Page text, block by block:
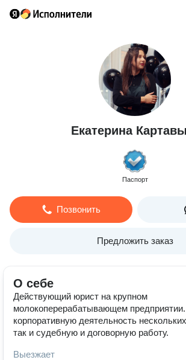
Екатерина
Паспорт
Позвонить
Предложить заказ
О себе
Действующий юрист на крупном
молокоперерабатывающем
корпоративную деятельность
так и судебную и договорную работу.
Выезжает